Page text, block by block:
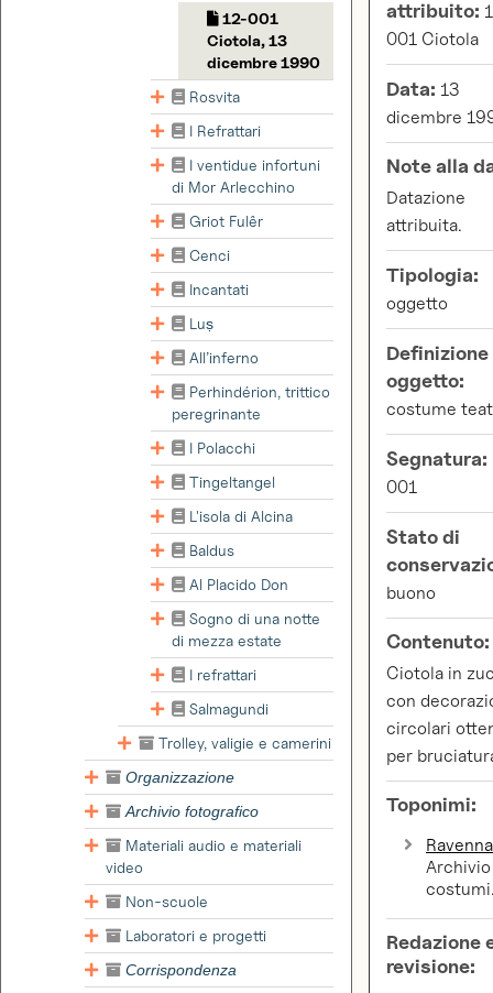
12-001
Ciotola, 13
dicembre 1990
Rosvita
I Refrattari
I ventidue infortuni
di Mor Arlecchino
Griot Fulêr
Cenci
Incantati
Luṣ
All’inferno
Perhindérion, trittico
peregrinante
I Polacchi
Tingeltangel
L'isola di Alcina
Baldus
Al Placido Don
Sogno di una notte
di mezza estate
I refrattari
Salmagundi
Trolley, valigie e camerini
Organizzazione
Archivio fotografico
Materiali audio e materiali
video
Non-scuole
Laboratori e progetti
Corrispondenza
attribuito:
001 Ciotola
Data: 13
dicembre
Note alla
Datazione
attribuita.
Tipologia:
oggetto
Definizione
oggetto:
costume
Segnatura:
001
Stato di
buono
Contenuto:
Ciotola in
con
circolari
per
Toponimi:
Archivio
Redazione
revisione: